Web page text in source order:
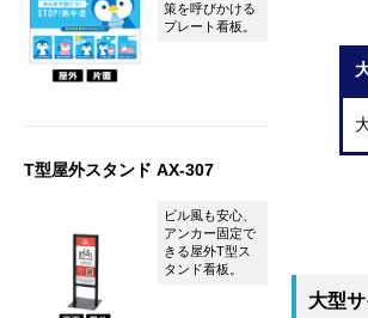
大型
策を呼びかける
プレート看板。
T型屋外スタンド AX-307
ビル風も安心、
アンカー固定で
きる屋外T型ス
タンド看板。